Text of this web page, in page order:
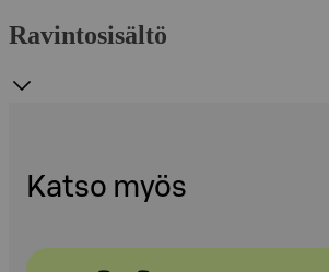
Ravintosisältö
Katso myös